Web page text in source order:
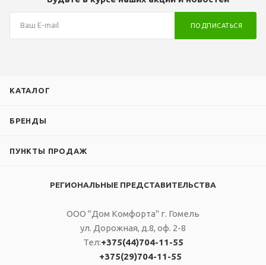
ПОДПИСАТЬСЯ
КАТАЛОГ
БРЕНДЫ
ПУНКТЫ ПРОДАЖ
РЕГИОНАЛЬНЫЕ ПРЕДСТАВИТЕЛЬСТВА
ООО "Дом Комфорта" г. Гомель
ул. Дорожная, д.8, оф. 2-8
Тел:+375(44)704-11-55
+375(29)704-11-55